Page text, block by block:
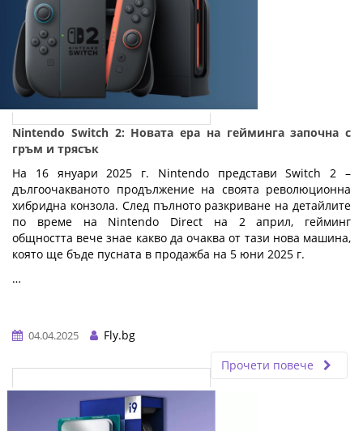
Nintendo Switch 2: Новата ера на гейминга започна с
гръм и трясък
На 16 януари 2025 г. Nintendo представи Switch 2 –
дългоочакваното продължение на своята революционна
хибридна конзола. След пълното разкриване на детайлите
по време на Nintendo Direct на 2 април, гейминг
общността вече знае какво да очаква от тази нова машина,
която ще бъде пусната в продажба на 5 юни 2025 г.
…
04.04.2025
Fly.bg
Прочети повече